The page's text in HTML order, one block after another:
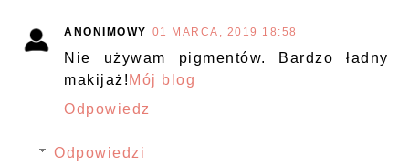
ANONIMOWY 01 MARCA, 2019 18:58
Nie używam pigmentów. Bardzo ładny
makijaż! Mój blog
Odpowiedz
Odpowiedzi